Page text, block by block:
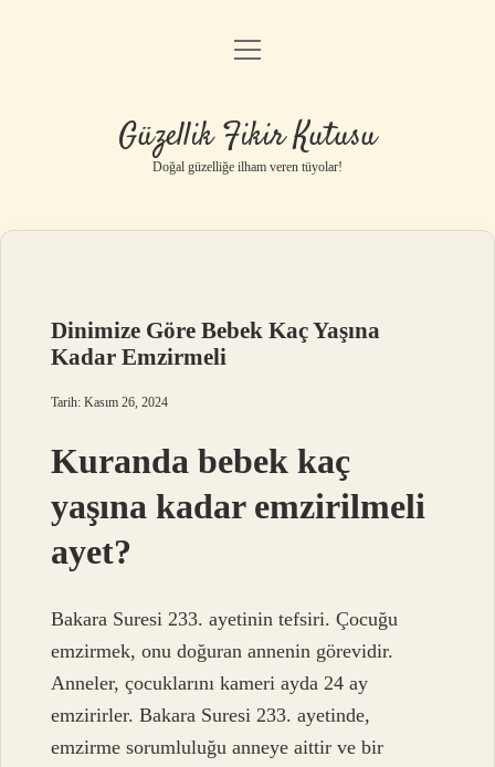
Anasayfa
Yasal Uyarı
menüyü
Güzellik Fikir Kutusu
Doğal güzelliğe ilham veren tüyolar!
Dinimize Göre Bebek Kaç Yaşına
Kadar Emzirmeli
Tarih: Kasım 26, 2024
Kuranda bebek kaç
yaşına kadar emzirilmeli
ayet?
Bakara Suresi 233. ayetinin tefsiri. Çocuğu
emzirmek, onu doğuran annenin görevidir.
Anneler, çocuklarını kameri ayda 24 ay
emzirirler. Bakara Suresi 233. ayetinde,
emzirme sorumluluğu anneye aittir ve bir